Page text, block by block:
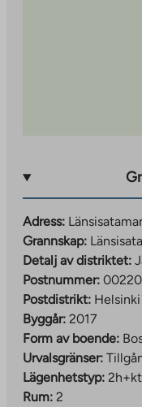
Adress:
Grannskap:
Detalj av distriktet:
Postnummer: 00220
Postdistrikt: Helsinki
Byggår: 2017
Form av boende:
Urvalsgränser:
Lägenhetstyp: 2h+kt
Rum: 2